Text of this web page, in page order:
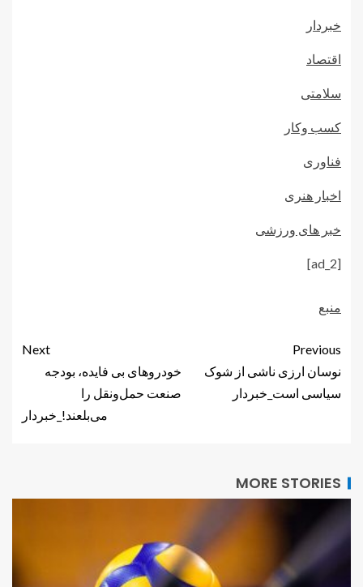
خبردار
اقتصاد
سلامتی
کسب وکار
فناوری
اخبار هنری
خبر های ورزشی
[ad_2]
منبع
Previous
نوسان ارزی ناشی از شوک
سیاسی است_خبردار
Next
خودروهای بی فایده، بودجه
صنعت حمل‌ونقل را
می‌بلعند!_خبردار
MORE STORIES